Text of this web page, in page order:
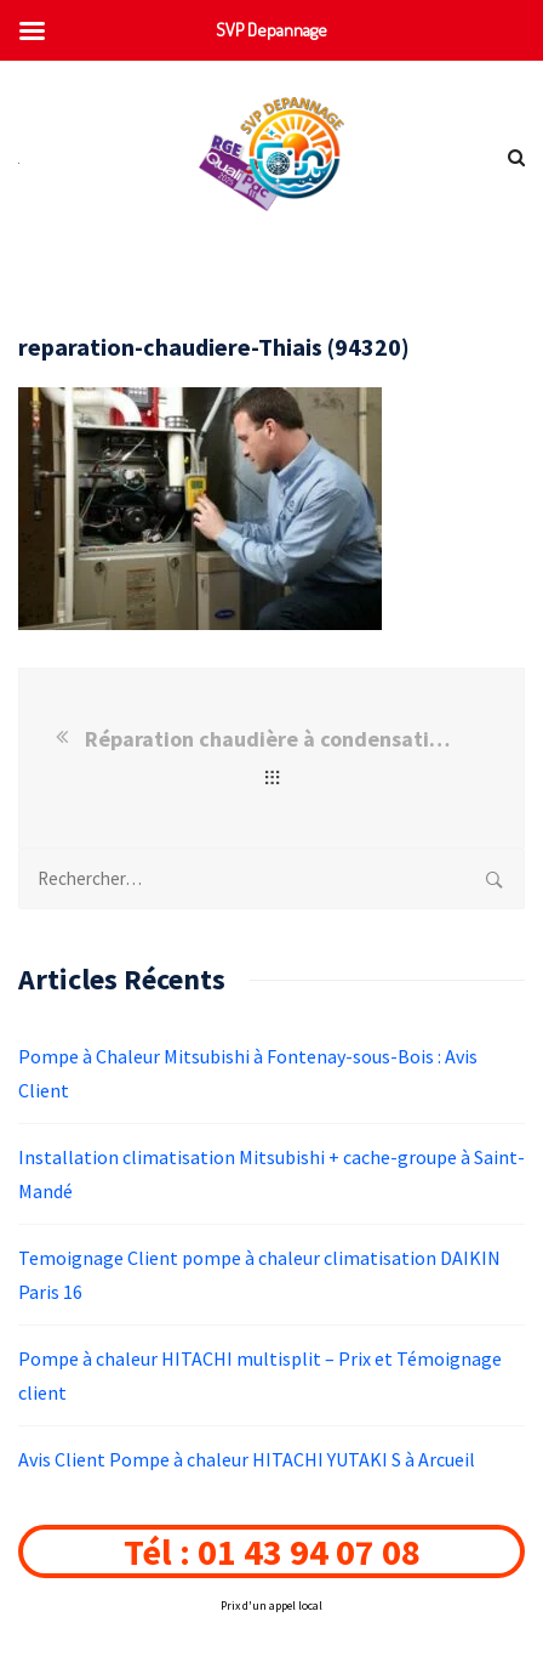
reparation-chaudiere-Thiais (94320)
Réparation chaudière à condensation Thiais
Rechercher :
Articles Récents
Pompe à Chaleur Mitsubishi à Fontenay-sous-Bois : Avis
Client
Installation climatisation Mitsubishi + cache-groupe à Saint-
Mandé
Temoignage Client pompe à chaleur climatisation DAIKIN
Paris 16
Pompe à chaleur HITACHI multisplit – Prix et Témoignage
client
Avis Client Pompe à chaleur HITACHI YUTAKI S à Arcueil
Tél : 01 43 94 07 08
Prix d'un appel local
SVP Depannage